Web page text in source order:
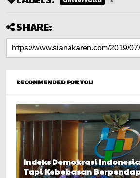
SHARE:
RECOMMENDED FOR YOU
Indeks Demokrasi
Tapi Kebebasan